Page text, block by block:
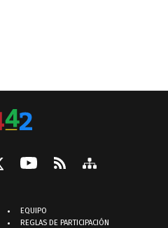
EQUIPO
REGLAS DE PARTICIPACIÓN